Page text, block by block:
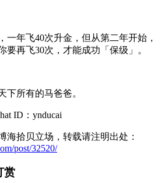
一年飞40次升金，但从第二年开始，
要再飞30次，才能成功「保级」。
下所有的马爸爸。
ID：ynducai
海拾贝立场，转载请注明出处：
post/32520/
赏